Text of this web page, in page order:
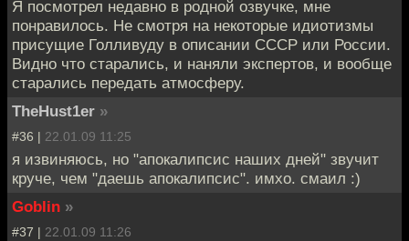
Я посмотрел недавно в родной озвучке, мне
понравилось. Не смотря на некоторые идиотизмы
присущие Голливуду в описании СССР или России.
Видно что старались, и наняли экспертов, и вообще
старались передать атмосферу.
TheHust1er »
#36 | 22.01.09 11:25
я извиняюсь, но "апокалипсис наших дней" звучит
круче, чем "даешь апокалипсис". имхо. смаил :)
Goblin »
#37 | 22.01.09 11:26